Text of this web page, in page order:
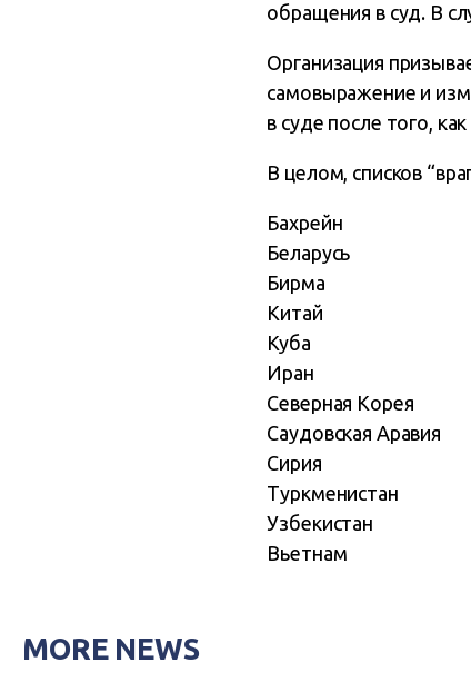
обращения в суд. В
Организация
самовыражение и
в суде после того,
В целом, списков
Бахрейн
Беларусь
Бирма
Китай
Куба
Иран
Северная Корея
Саудовская Аравия
Сирия
Туркменистан
Узбекистан
Вьетнам
MORE NEWS